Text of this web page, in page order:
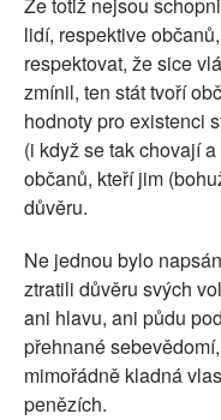
lidí, respektive
respektovat, že sice
zmínil, ten stát tvoří
hodnoty pro existenci
(i když se tak chovají
občanů, kteří jim
důvěru.
Ne jednou bylo
ztratili důvěru svých
ani hlavu, ani půdu
přehnané
mimořádně kladná
penězích.